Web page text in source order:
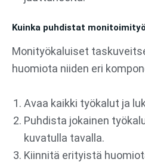
Kuinka puhdistat
Monityökaluiset
huomiota niiden eri
Avaa kaikki työkalut ja
Puhdista jokainen
kuvatulla tavalla.
Kiinnitä erityistä